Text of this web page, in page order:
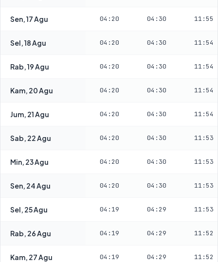
Sen, 17 Agu 04:20 04:30 11:55
Sel, 18 Agu 04:20 04:30 11:54
Rab, 19 Agu 04:20 04:30 11:54
Kam, 20 Agu 04:20 04:30 11:54
Jum, 21 Agu 04:20 04:30 11:54
Sab, 22 Agu 04:20 04:30 11:53
Min, 23 Agu 04:20 04:30 11:53
Sen, 24 Agu 04:20 04:30 11:53
Sel, 25 Agu 04:19 04:29 11:53
Rab, 26 Agu 04:19 04:29 11:52
Kam, 27 Agu 04:19 04:29 11:52